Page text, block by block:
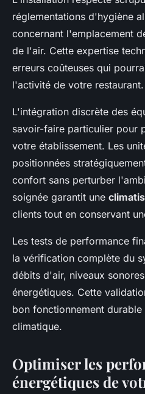
réglementations d'hygiène
concernant l'emplacement
de l'air. Cette expertise
erreurs coûteuses qui
l'activité de votre restaurant.
L'intégration discrète des
savoir-faire particulier pour
votre établissement. Les
positionnées
confort sans perturber
soignée garantit une
clients tout en conservant
Les tests de performance
la vérification complète du
débits d'air, niveaux
énergétiques. Cette
bon fonctionnement
climatique.
Optimiser les
énergétiques de